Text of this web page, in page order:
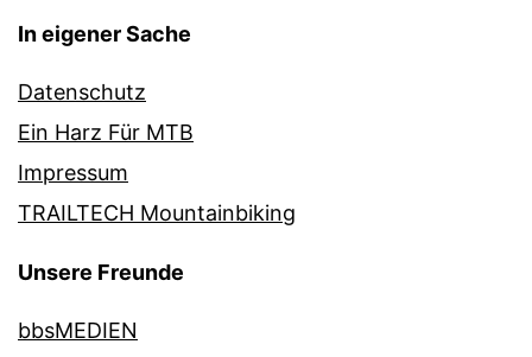
In eigener Sache
Datenschutz
Ein Harz Für MTB
Impressum
TRAILTECH Mountainbiking
Unsere Freunde
bbsMEDIEN